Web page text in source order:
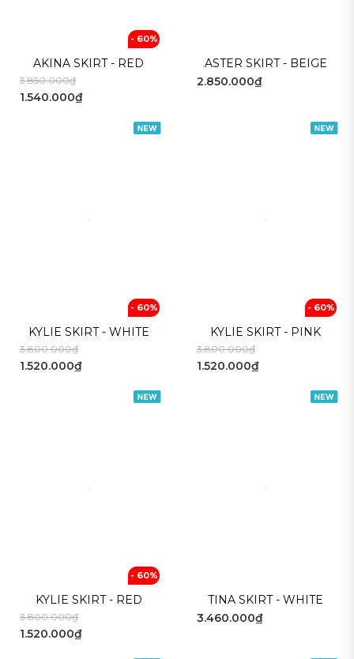
- 60%
AKINA SKIRT - RED
3.850.000₫
1.540.000₫
ASTER SKIRT - BEIGE
2.850.000₫
- 60%
KYLIE SKIRT - WHITE
3.800.000₫
1.520.000₫
- 60%
KYLIE SKIRT - PINK
3.800.000₫
1.520.000₫
- 60%
KYLIE SKIRT - RED
3.800.000₫
1.520.000₫
TINA SKIRT - WHITE
3.460.000₫